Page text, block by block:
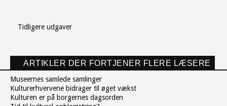
Tidligere udgaver
ARTIKLER DER FORTJENER FLERE LÆSERE
Museernes samlede samlinger
Kulturerhvervene bidrager til øget vækst
Kulturen er på borgernes dagsorden